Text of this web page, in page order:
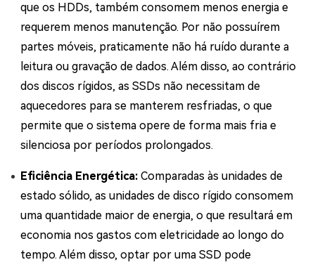
que os HDDs, também consomem menos energia e
requerem menos manutenção. Por não possuírem
partes móveis, praticamente não há ruído durante a
leitura ou gravação de dados. Além disso, ao contrário
dos discos rígidos, as SSDs não necessitam de
aquecedores para se manterem resfriadas, o que
permite que o sistema opere de forma mais fria e
silenciosa por períodos prolongados.
Eficiência Energética: Comparadas às unidades de
estado sólido, as unidades de disco rígido consomem
uma quantidade maior de energia, o que resultará em
economia nos gastos com eletricidade ao longo do
tempo. Além disso, optar por uma SSD pode